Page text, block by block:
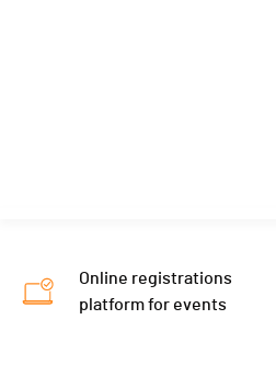
Online registrations
platform for events